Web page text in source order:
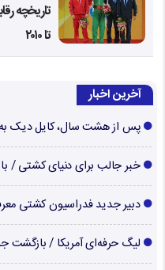
تا ۲۰۱۰
آخرین اخبار
پس از هشت سال، کایل دیک
خبر جالب برای دنیای کشتی /
دبیر جدید فدراسیون کشتی
لیگ حرفه‌ای آمریکا / بازگشت